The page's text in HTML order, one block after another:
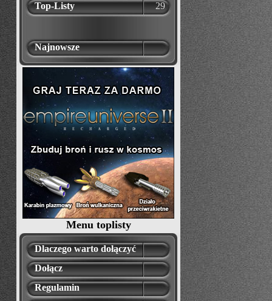
Top-Listy
29
Najnowsze
Menu toplisty
Dlaczego warto dołączyć
Dołącz
Regulamin